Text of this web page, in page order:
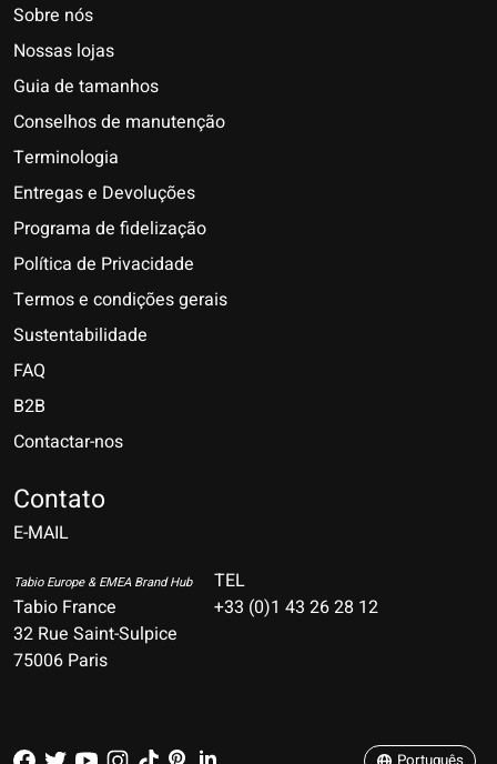
Sobre nós
Nossas lojas
Guia de tamanhos
Conselhos de manutenção
Terminologia
Entregas e Devoluções
Programa de fidelização
Política de Privacidade
Termos e condições gerais
Sustentabilidade
FAQ
B2B
Contactar-nos
Contato
E-MAIL
Tabio Europe & EMEA Brand Hub
Tabio France
32 Rue Saint-Sulpice
75006 Paris
TEL
+33 (0)1 43 26 28 12